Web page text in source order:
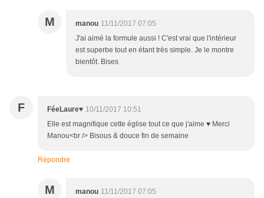
M manou 11/11/2017 07:05
J'ai aimé la formule aussi ! C'est vrai que l'intérieur
est superbe tout en étant très simple. Je le montre
bientôt. Bises
F FéeLaure♥ 10/11/2017 10:51
Elle est magnifique cette église tout ce que j'aime ♥ Merci
Manou<br /> Bisous & douce fin de semaine
Répondre
M manou 11/11/2017 07:05